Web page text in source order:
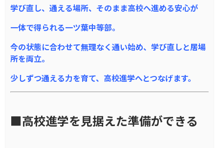
学び直し、通える場所、そのまま高校へ進める安心が
一体で得られる一ツ葉中等部。
今の状態に合わせて無理なく通い始め、学び直しと居場
所を両立。
少しずつ通える力を育て、高校進学へとつなげます。
■高校進学を見据えた準備ができる